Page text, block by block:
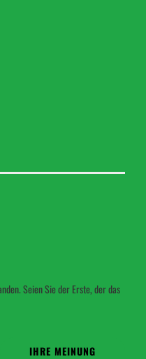
Seien Sie der Erste, der das
IHRE MEINUNG